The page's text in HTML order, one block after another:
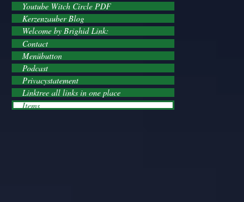
Youtube Witch Circle PDF
Kerzenzauber Blog
Welcome by Brighid Link:
Contact
Menübutton
Podcast
Privacystatement
Linktree all links in one place
Items